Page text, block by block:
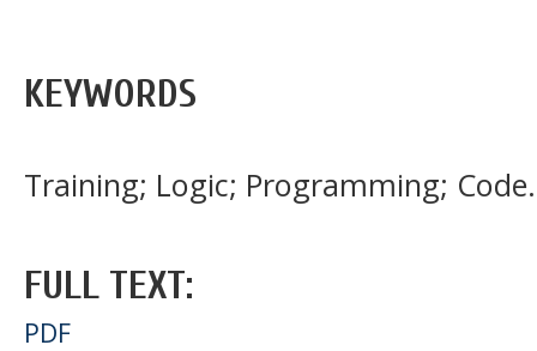
KEYWORDS
Training; Logic; Programming;
FULL TEXT:
PDF